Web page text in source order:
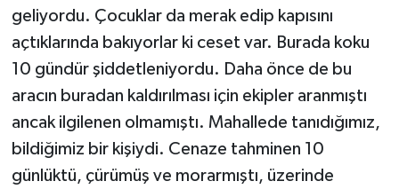
geliyordu. Çocuklar da merak edip kapısını
açtıklarında bakıyorlar ki ceset var. Burada koku
10 gündür şiddetleniyordu. Daha önce de bu
aracın buradan kaldırılması için ekipler aranmıştı
ancak ilgilenen olmamıştı. Mahallede tanıdığımız,
bildiğimiz bir kişiydi. Cenaze tahminen 10
günlüktü, çürümüş ve morarmıştı, üzerinde